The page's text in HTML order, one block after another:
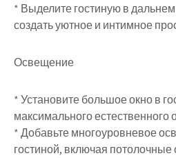
* Выделите гостиную в
создать уютное и интимное
Освещение
* Установите большое окно в
максимального естественного
* Добавьте многоуровневое
гостиной, включая потолочные